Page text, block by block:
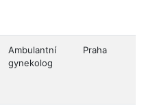
Ambulantní
gynekolog
Praha